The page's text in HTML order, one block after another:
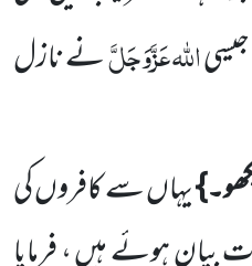
اللہعَزَّوَجَلَّنے نازل
یہاں سے کافروں کی
ہوئے ہیں ، فرمایا